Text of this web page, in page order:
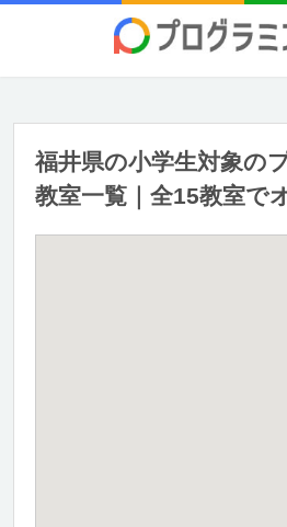
福井県の小学生対象の
教室一覧｜全15教室で